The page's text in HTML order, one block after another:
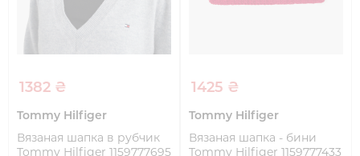
1382 ₴
Tommy Hilfiger
Вязаная шапка в рубчик
Tommy Hilfiger 1159777695
1425 ₴
Tommy Hilfiger
Вязаная шапка - бини
Tommy Hilfiger 1159777433